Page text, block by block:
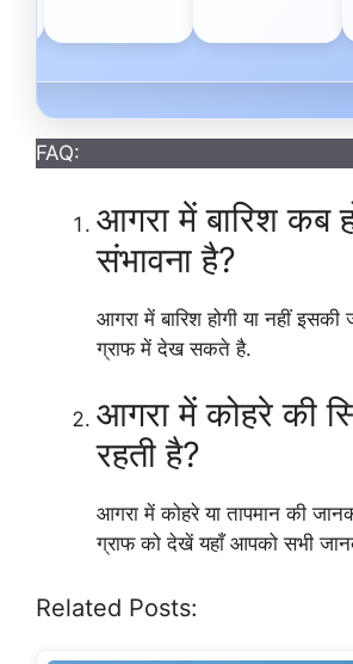
FAQ:
आगरा में बारिश कब
संभावना है?
आगरा में बारिश होगी या नहीं
ग्राफ में देख सकते है.
आगरा में कोहरे की
रहती है?
आगरा में कोहरे या तापमान की
ग्राफ को देखें यहाँ आपको सभी
Related Posts: